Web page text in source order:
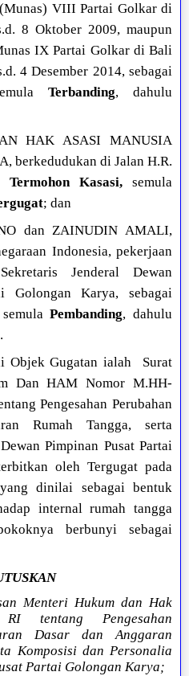
VIII Partai Golkar di
8 Oktober 2009, maupun
IX Partai Golkar di Bali
4 Desember 2014, sebagai
Terbanding, dahulu
HAK ASASI MANUSIA
berkedudukan di Jalan H.R.
Termohon Kasasi,semula
; dan
dan ZAINUDIN AMALI,
Indonesia, pekerjaan
Jenderal Dewan
Golongan Karya, sebagai
Pembanding, dahulu
.
Objek Gugatan ialah Surat
Dan HAM Nomor M.HH-
Pengesahan Perubahan
Rumah Tangga, serta
Pimpinan Pusat Partai
oleh Tergugat pada
dinilai sebagai bentuk
internal rumah tangga
berbunyi sebagai
Menteri Hukum dan Hak
tentang Pengesahan
Dasar dan Anggaran
Komposisi dan Personalia
Partai Golongan Karya;